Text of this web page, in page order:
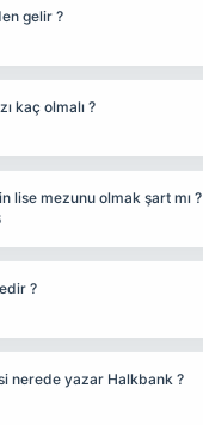
gelir ?
kaç olmalı ?
lise mezunu olmak şart mı ?
?
nerede yazar Halkbank ?